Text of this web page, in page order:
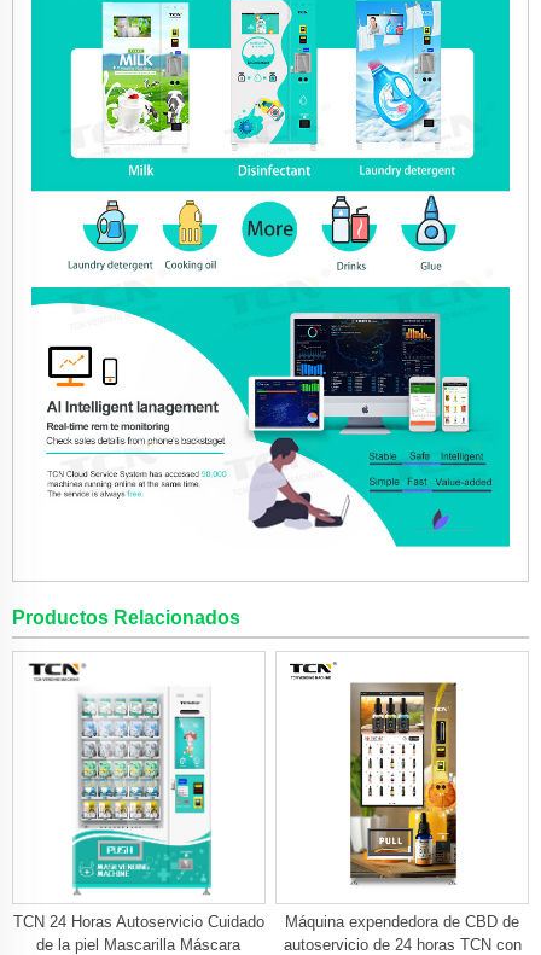
Productos Relacionados
TCN 24 Horas Autoservicio Cuidado
de la piel Mascarilla Máscara
Máquina expendedora de CBD de
autoservicio de 24 horas TCN con